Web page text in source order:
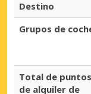
Destino
Grupos de
Total de puntos
de alquiler de